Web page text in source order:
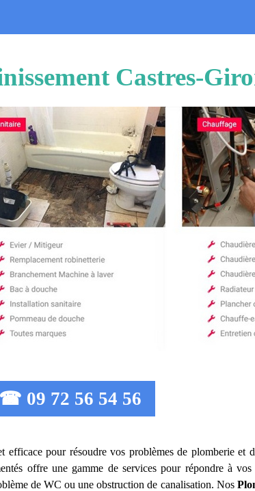
Castres-
☎ 09 72 56 54 56
efficace pour résoudre vos problèmes de plomberie et
offre une gamme de services pour répondre à
de WC ou une obstruction de canalisation. Nos